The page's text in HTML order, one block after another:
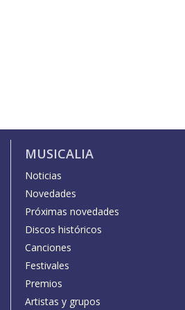
MUSICALIA
Noticias
Novedades
Próximas novedades
Discos históricos
Canciones
Festivales
Premios
Artistas y grupos